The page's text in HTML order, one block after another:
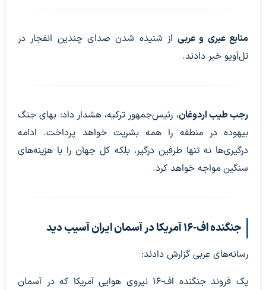
منابع عبری و عربیاز شنیده شدن صدای چندین انفجار در
تل‌آویو خبر دادند.
رجب طیب اردوغان، رئیس‌جمهور ترکیه، هشدار داد: بهای جنگ
بیهوده در منطقه را همه بشریت خواهد پرداخت. ادامه
درگیری‌ها نه تنها طرفین درگیر، بلکه کل جهان را با هزینه‌های
سنگین مواجه خواهد کرد.
جنگنده اف‑۱۶ آمریکا در آسمان ایران آسیب دید
رسانه‌های عربی گزارش دادند:
یک فروند جنگنده اف‑۱۶ نیروی هوایی آمریکا که در آسمان